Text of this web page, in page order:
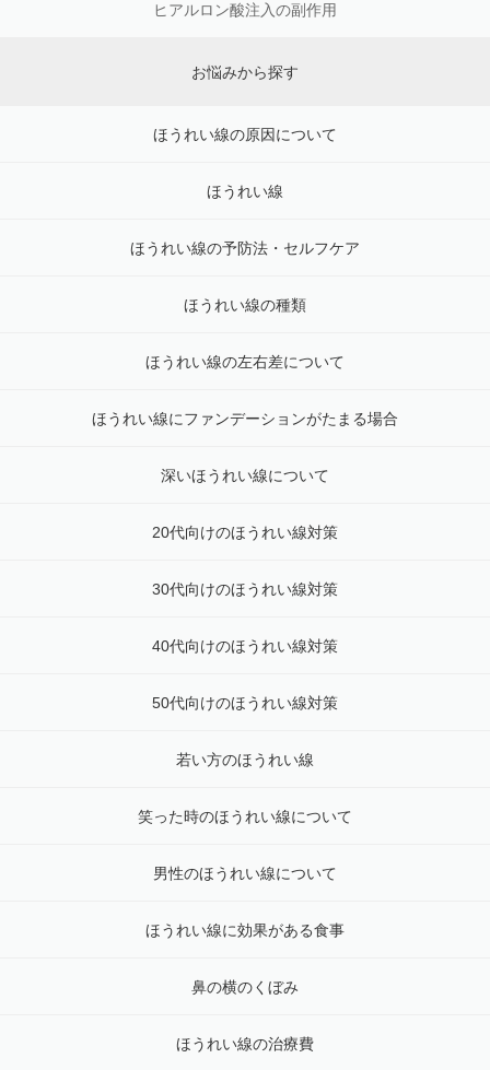
ヒアルロン酸注入の副作用
お悩みから探す
ほうれい線の原因について
ほうれい線
ほうれい線の予防法・セルフケア
ほうれい線の種類
ほうれい線の左右差について
ほうれい線にファンデーションがたまる場合
深いほうれい線について
20代向けのほうれい線対策
30代向けのほうれい線対策
40代向けのほうれい線対策
50代向けのほうれい線対策
若い方のほうれい線
笑った時のほうれい線について
男性のほうれい線について
ほうれい線に効果がある食事
鼻の横のくぼみ
ほうれい線の治療費